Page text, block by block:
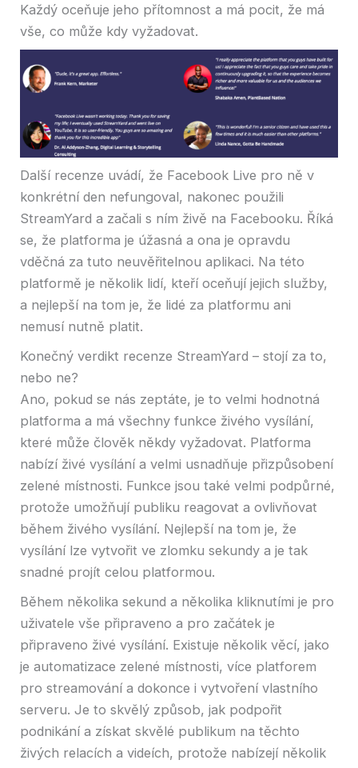
Každý oceňuje jeho přítomnost a má pocit, že má
vše, co může kdy vyžadovat.
Další recenze uvádí, že Facebook Live pro ně v
konkrétní den nefungoval, nakonec použili
StreamYard a začali s ním živě na Facebooku. Říká
se, že platforma je úžasná a ona je opravdu
vděčná za tuto neuvěřitelnou aplikaci. Na této
platformě je několik lidí, kteří oceňují jejich služby,
a nejlepší na tom je, že lidé za platformu ani
nemusí nutně platit.
Konečný verdikt recenze StreamYard – stojí za to,
nebo ne?
Ano, pokud se nás zeptáte, je to velmi hodnotná
platforma a má všechny funkce živého vysílání,
které může člověk někdy vyžadovat. Platforma
nabízí živé vysílání a velmi usnadňuje přizpůsobení
zelené místnosti. Funkce jsou také velmi podpůrné,
protože umožňují publiku reagovat a ovlivňovat
během živého vysílání. Nejlepší na tom je, že
vysílání lze vytvořit ve zlomku sekundy a je tak
snadné projít celou platformou.
Během několika sekund a několika kliknutími je pro
uživatele vše připraveno a pro začátek je
připraveno živé vysílání. Existuje několik věcí, jako
je automatizace zelené místnosti, více platforem
pro streamování a dokonce i vytvoření vlastního
serveru. Je to skvělý způsob, jak podpořit
podnikání a získat skvělé publikum na těchto
živých relacích a videích, protože nabízejí několik